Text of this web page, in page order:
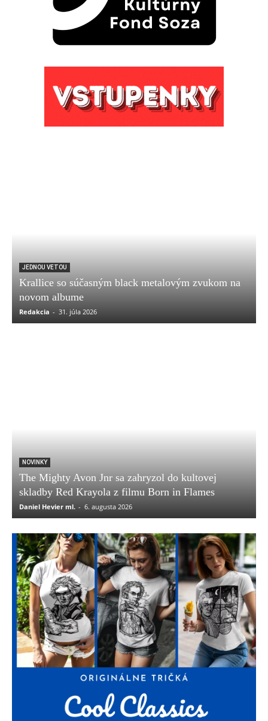
JEDNOU VETOU
Krallice so súčasným black metalovým zvukom na
novom albume
Redakcia - 31. júla 2026
NOVINKY
The Mighty Avon Jnr sa zahryzol do kultovej
skladby Red Krayola z filmu Born in Flames
Daniel Hevier ml. - 6. augusta 2026